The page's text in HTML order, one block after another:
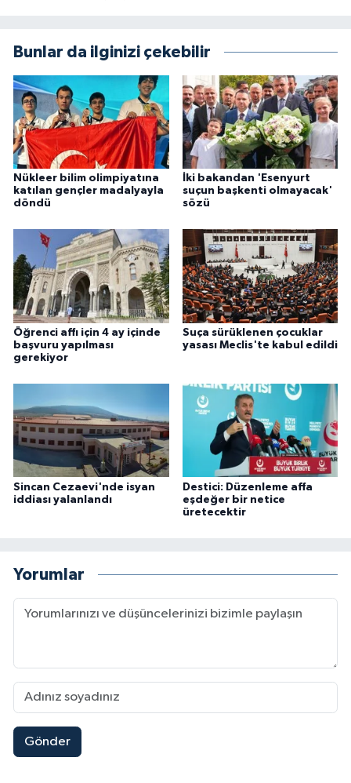
Bunlar da ilginizi çekebilir
Nükleer bilim olimpiyatına
katılan gençler madalyayla
döndü
İki bakandan 'Esenyurt
suçun başkenti olmayacak'
sözü
Öğrenci affı için 4 ay içinde
başvuru yapılması
gerekiyor
Suça sürüklenen çocuklar
yasası Meclis'te kabul edildi
Sincan Cezaevi'nde isyan
iddiası yalanlandı
Destici: Düzenleme affa
eşdeğer bir netice
üretecektir
Yorumlar
Gönder